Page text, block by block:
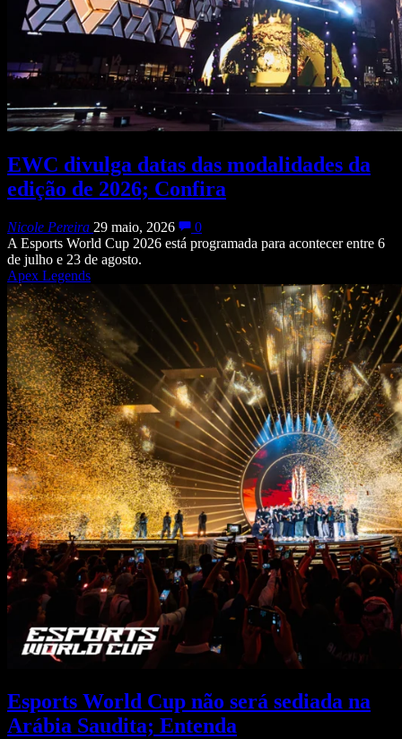
EWC divulga datas das modalidades da
edição de 2026; Confira
Nicole Pereira 29 maio, 2026
0
A Esports World Cup 2026 está programada para acontecer entre 6
de julho e 23 de agosto.
Apex Legends
Esports World Cup não será sediada na
Arábia Saudita; Entenda